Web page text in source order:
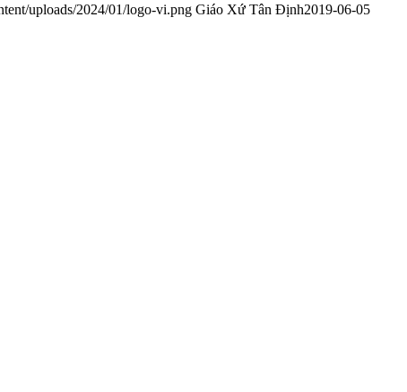
uploads/2024/01/logo-vi.png Giáo Xứ Tân Định2019-06-05